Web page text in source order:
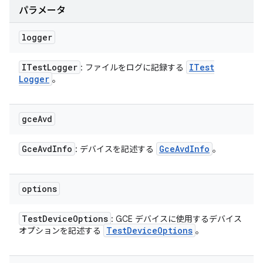
パラメータ
logger
ITestLogger : ファイルをログに記録する
ITest
Logger 。
gceAvd
GceAvdInfo : デバイスを記述する GceAvdInfo 。
options
TestDeviceOptions : GCE デバイスに使用するデバイス
オプションを記述する
TestDeviceOptions 。